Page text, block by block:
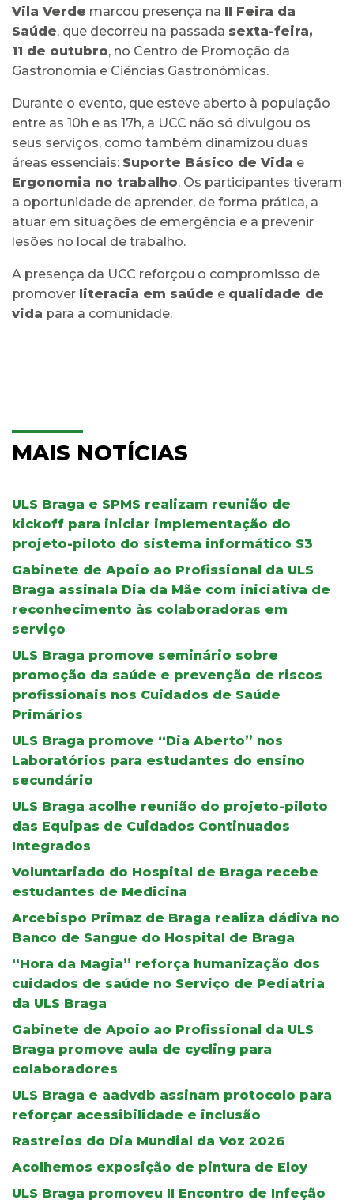
Vila Verde marcou presença na II Feira da
Saúde, que decorreu na passada sexta-feira,
11 de outubro, no Centro de Promoção da
Gastronomia e Ciências Gastronómicas.
Durante o evento, que esteve aberto à população
entre as 10h e as 17h, a UCC não só divulgou os
seus serviços, como também dinamizou duas
áreas essenciais: Suporte Básico de Vida e
Ergonomia no trabalho. Os participantes tiveram
a oportunidade de aprender, de forma prática, a
atuar em situações de emergência e a prevenir
lesões no local de trabalho.
A presença da UCC reforçou o compromisso de
promover literacia em saúde e qualidade de
vida para a comunidade.
MAIS NOTÍCIAS
ULS Braga e SPMS realizam reunião de
kickoff para iniciar implementação do
projeto-piloto do sistema informático S3
Gabinete de Apoio ao Profissional da ULS
Braga assinala Dia da Mãe com iniciativa de
reconhecimento às colaboradoras em
serviço
ULS Braga promove seminário sobre
promoção da saúde e prevenção de riscos
profissionais nos Cuidados de Saúde
Primários
ULS Braga promove “Dia Aberto” nos
Laboratórios para estudantes do ensino
secundário
ULS Braga acolhe reunião do projeto-piloto
das Equipas de Cuidados Continuados
Integrados
Voluntariado do Hospital de Braga recebe
estudantes de Medicina
Arcebispo Primaz de Braga realiza dádiva no
Banco de Sangue do Hospital de Braga
“Hora da Magia” reforça humanização dos
cuidados de saúde no Serviço de Pediatria
da ULS Braga
Gabinete de Apoio ao Profissional da ULS
Braga promove aula de cycling para
colaboradores
ULS Braga e aadvdb assinam protocolo para
reforçar acessibilidade e inclusão
Rastreios do Dia Mundial da Voz 2026
Acolhemos exposição de pintura de Eloy
ULS Braga promoveu II Encontro de Infeção